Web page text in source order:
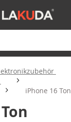
iPhone 16 Ton